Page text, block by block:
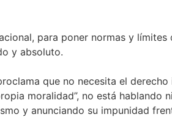
para poner normas y límites
y absoluto.
que no necesita el
moralidad”, no está hablando
y anunciando su impunidad